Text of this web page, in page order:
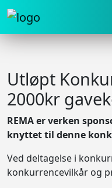
Utløpt
2000kr
REMA er verken
knyttet til denne
Ved deltagelse i
konkurrencevilkår og